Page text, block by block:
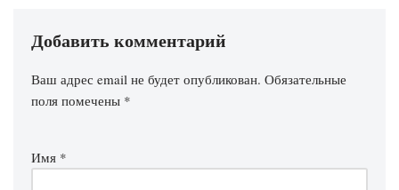
Добавить комментарий
Ваш адрес email не будет опубликован. Обязательные
поля помечены *
Имя *